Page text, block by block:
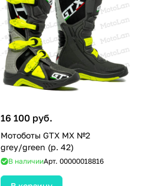
16 100 руб.
Мотоботы GTX MX №2
grey/green (р. 42)
В наличииАрт. 00000018816